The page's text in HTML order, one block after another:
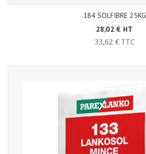
184 SOLFIBRE 25KG
28,02 € HT
33,62 € TTC